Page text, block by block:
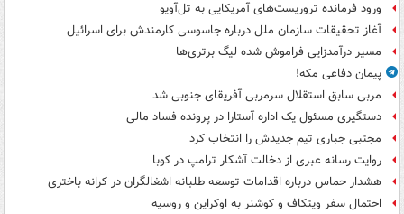
ورود فرمانده تروریست‌های آمریکایی به تل‌آویو
آغاز تحقیقات سازمان ملل درباره جاسوسی کارمندش برای اسرائیل
مسیر درآمدزایی فراموش شده لیگ برتری‌ها
پیمان دفاعی مکه!
مربی سابق استقلال سرمربی آفریقای جنوبی شد
دستگیری مسئول یک اداره آستارا در پرونده فساد مالی
مجتبی جباری تیم جدیدش را انتخاب کرد
روایت رسانه عبری از دخالت آشکار ترامپ در کوبا
هشدار حماس درباره اقدامات توسعه طلبانه اشغالگران در کرانه باختری
احتمال سفر ویتکاف و کوشنر به اوکراین و روسیه